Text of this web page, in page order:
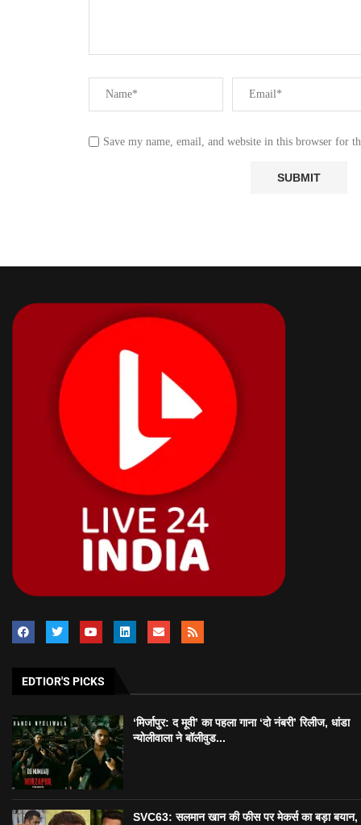
Save my name, email, and website in this browser for
EDTIOR'S PICKS
‘मिर्जापुर: द मूवी’ का पहला गाना ‘दो नंबरी’ रिलीज, धांडा
न्योलीवाला ने बॉलीवुड...
SVC63: सलमान खान की फीस पर मेकर्स का बड़ा बयान,